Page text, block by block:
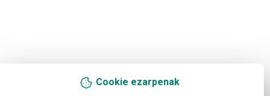
Cookie ezarpenak